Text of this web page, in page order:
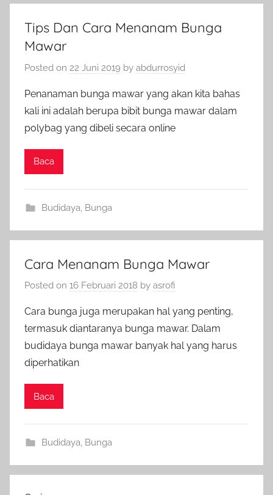
Tips Dan Cara Menanam Bunga
Mawar
Posted on 22 Juni 2019 by abdurrosyid
Penanaman bunga mawar yang akan kita bahas
kali ini adalah berupa bibit bunga mawar dalam
polybag yang dibeli secara online
Baca
Budidaya Bunga
Cara Menanam Bunga Mawar
Posted on 16 Februari 2018 by asrofi
Cara bunga juga merupakan hal yang penting,
termasuk diantaranya bunga mawar. Dalam
budidaya bunga mawar banyak hal yang harus
diperhatikan
Baca
Budidaya, Bunga